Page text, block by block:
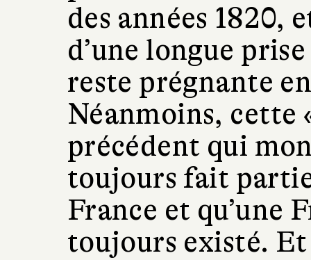
des années 1820,
d’une longue
reste prégnante
Néanmoins, cette
précédent qui
toujours fait
France et qu’une
toujours existé.